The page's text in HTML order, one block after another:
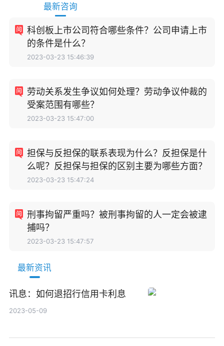
最新咨询
科创板上市公司符合哪些条件？公司申请上市
的条件是什么？
2023-03-23 15:46:39
劳动关系发生争议如何处理？劳动争议仲裁的
受案范围有哪些？
2023-03-23 15:47:00
担保与反担保的联系表现为什么？反担保是什
么呢？反担保与担保的区别主要为哪些方面？
2023-03-23 15:47:24
刑事拘留严重吗？被刑事拘留的人一定会被逮
捕吗？
2023-03-23 15:47:57
最新资讯
讯息：如何退招行信用卡利息
2023-05-09